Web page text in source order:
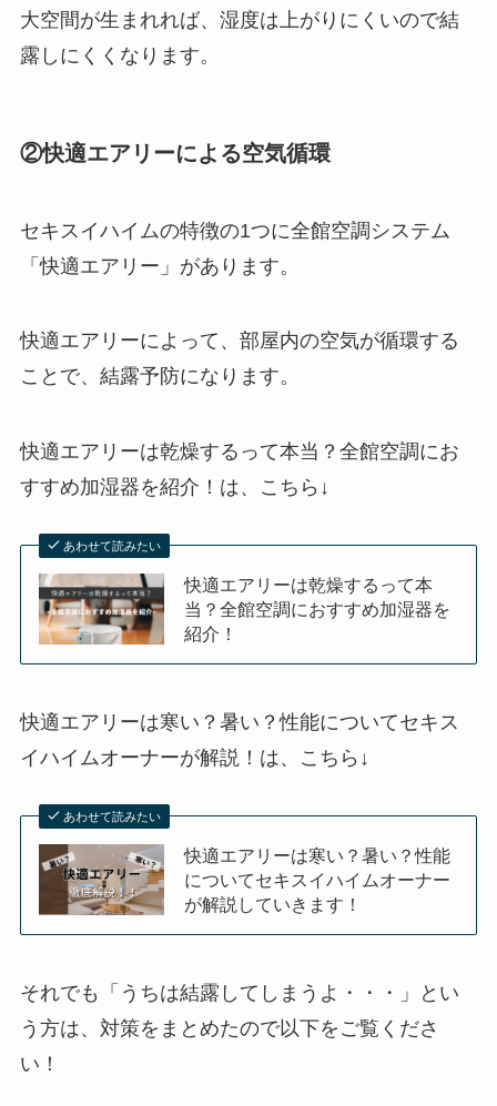
大空間が生まれれば、湿度は上がりにくいので結
露しにくくなります。
②快適エアリーによる空気循環
セキスイハイムの特徴の1つに全館空調システム
「快適エアリー」があります。
快適エアリーによって、部屋内の空気が循環する
ことで、結露予防になります。
快適エアリーは乾燥するって本当？全館空調にお
すすめ加湿器を紹介！は、
こちら↓
あわせて読みたい
快適エアリーは乾燥するって本
当？全館空調におすすめ加湿器を
紹介！
快適エアリーは寒い？暑い？性能についてセキス
イハイムオーナーが解説！は、
こちら↓
あわせて読みたい
快適エアリーは寒い？暑い？性能
についてセキスイハイムオーナー
が解説していきます！
それでも「うちは結露してしまうよ・・・」とい
う方は、対策をまとめたので以下をご覧くださ
い！